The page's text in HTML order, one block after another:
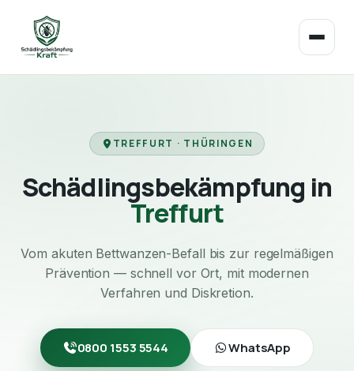
TREFFURT · THÜRINGEN
Schädlingsbekämpfung in
Treffurt
Vom akuten Bettwanzen-Befall bis zur regelmäßigen
Prävention — schnell vor Ort, mit modernen
Verfahren und Diskretion.
0800 1553 5544 WhatsApp